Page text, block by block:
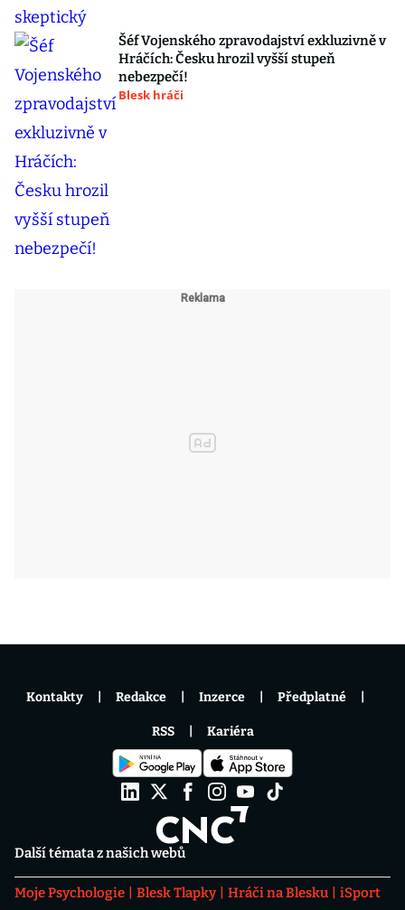
Šéf Vojenského zpravodajství exkluzivně v
Hráčích: Česku hrozil vyšší stupeň
nebezpečí!
Blesk hráči
Další témata z našich webů
Moje Psychologie Blesk Tlapky Hráči na Blesku
iSport
Kontakty Redakce Inzerce Předplatné
RSS Kariéra